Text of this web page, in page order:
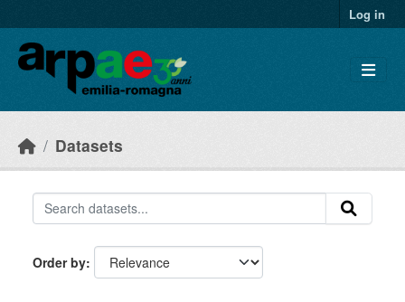
Log in
Datasets
Order by